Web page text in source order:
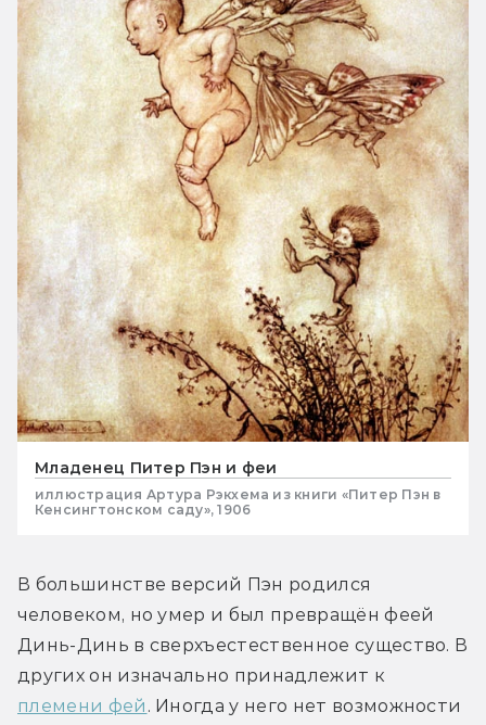
Младенец Питер Пэн и феи
иллюстрация Артура Рэкхема из книги «Питер Пэн в
Кенсингтонском саду», 1906
В большинстве версий Пэн родился
человеком, но умер и был превращён феей
Динь-Динь в сверхъестественное существо. В
племени фей . Иногда у него нет возможности